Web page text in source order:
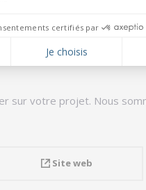
en font un véritable allié.
ou sur des points plus
sur votre projet. Nous
Site web